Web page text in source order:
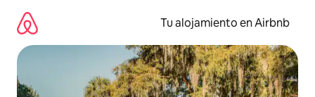
contenido
Tu alojamiento en Airbnb